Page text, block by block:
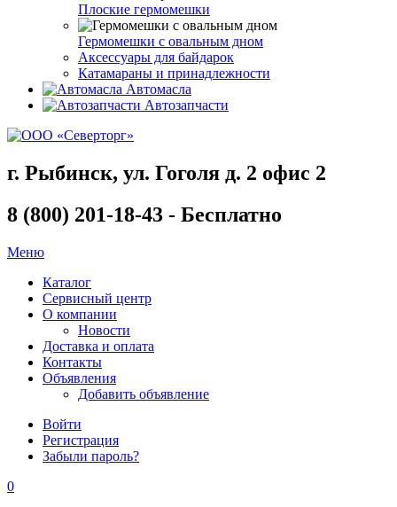
Плоские гермомешки
Гермомешки с овальным дном
Аксессуары для байдарок
Катамараны и принадлежности
Автомасла
Автозапчасти
г. Рыбинск, ул. Гоголя д. 2 офис 2
8 (800) 201-18-43 - Бесплатно
Меню
Каталог
Сервисный центр
О компании
Новости
Доставка и оплата
Контакты
Объявления
Добавить объявление
Войти
Регистрация
Забыли пароль?
0